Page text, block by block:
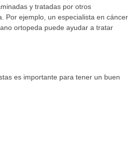
y tratadas por otros
Por ejemplo, un especialista en cáncer
ortopeda puede ayudar a tratar
es importante para tener un buen